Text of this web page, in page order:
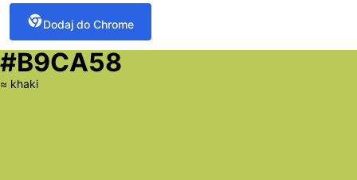
Dodaj do Chrome
#B9CA58
≈ khaki